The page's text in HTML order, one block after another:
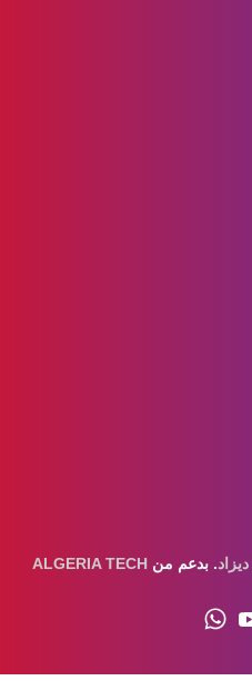
. بدعم منALGERIA TECH